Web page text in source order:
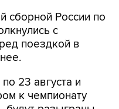
сборной России по
с
поездкой в
23 августа и
к чемпионату